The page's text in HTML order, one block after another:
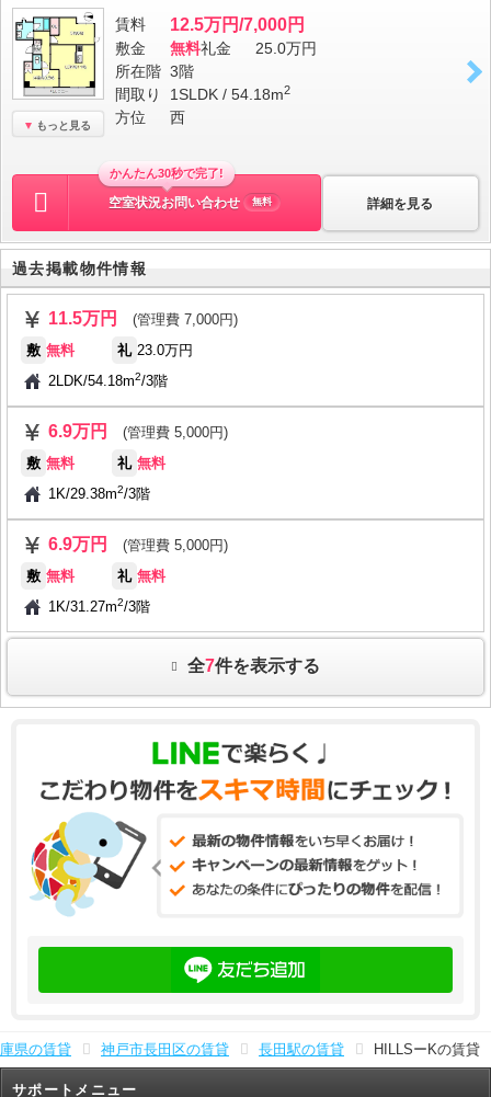
もっと見る
賃料 12.5万円/7,000円
敷金 無料礼金
25.0万円
所在階 3階
間取り
1SLDK / 54.18m2
方位 西
詳細を見る
かんたん30秒で完了!
空室状況お問い合わせ 無料
過去掲載物件情報
11.5万円
(管理費 7,000円)
敷 無料 礼 23.0万円
2LDK/54.18m2/3階
6.9万円
(管理費 5,000円)
敷 無料 礼 無料
1K/29.38m2/3階
6.9万円
(管理費 5,000円)
敷 無料 礼 無料
1K/31.27m2/3階
全7件を表示する
県の賃貸 神戸市長田区の賃貸 長田駅の賃貸 HILLSーKの賃貸
サポートメニュー